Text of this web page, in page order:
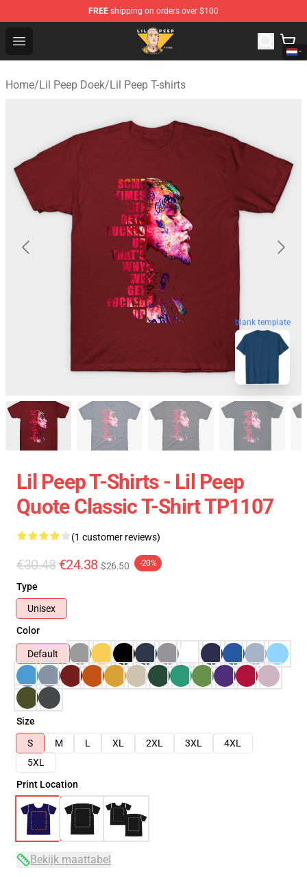
FREE shipping on orders over $100
Open menu
Lil Peep Store - Official Lil Peep Merchandise Shop
Home/Lil Peep Doek/Lil Peep T-shirts
blank template
Lil Peep T-Shirts - Lil Peep
Quote Classic T-Shirt TP1107
(1 customer reviews)
€30.48 €24.38 $26.50 -20%
Type
Unisex
Color
Default
Size
S
M L XL 2XL 3XL
4XL
5XL
Print Location
Bekijk maattabel